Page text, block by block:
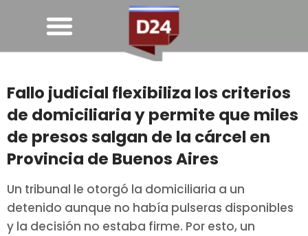
Fallo judicial flexibiliza los criterios
de domiciliaria y permite que miles
de presos salgan de la cárcel en
Provincia de Buenos Aires
Un tribunal le otorgó la domiciliaria a un
detenido aunque no había pulseras disponibles
y la decisión no estaba firme. Por esto, un